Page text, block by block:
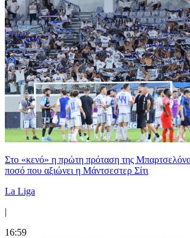
Στο «κενό» η πρώτη πρόταση της
ποσό που αξιώνει η Μάντσεστερ Σίτι
La Liga
|
16:59